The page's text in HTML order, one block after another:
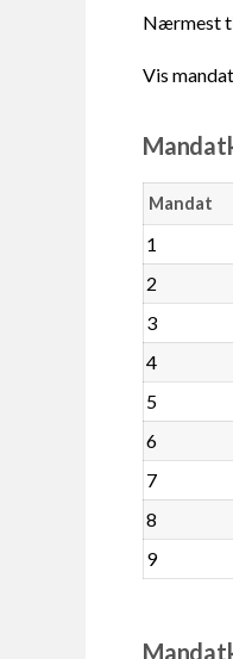
Nærmest
Vis
Mandat
1
2
3
4
5
6
7
8
9